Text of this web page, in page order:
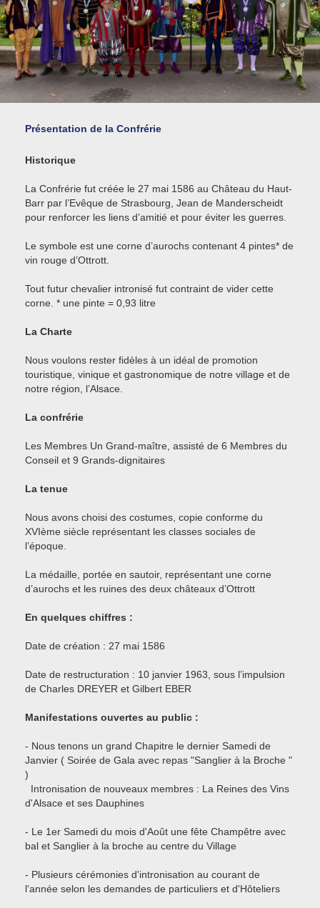
Présentation de la Confrérie
Historique
La Confrérie fut créée le 27 mai 1586 au Château du Haut-
Barr par l’Evêque de Strasbourg, Jean de Manderscheidt
pour renforcer les liens d’amitié et pour éviter les guerres.
Le symbole est une corne d’aurochs contenant 4 pintes* de
vin rouge d’Ottrott.
Tout futur chevalier intronisé fut contraint de vider cette
corne. * une pinte = 0,93 litre
La Charte
Nous voulons rester fidèles à un idéal de promotion
touristique, vinique et gastronomique de notre village et de
notre région, l’Alsace.
La confrérie
Les Membres Un Grand-maître, assisté de 6 Membres du
Conseil et 9 Grands-dignitaires
La tenue
Nous avons choisi des costumes, copie conforme du
XVIème siècle représentant les classes sociales de
l’époque.
La médaille, portée en sautoir, représentant une corne
d’aurochs et les ruines des deux châteaux d’Ottrott
En quelques chiffres :
Date de création : 27 mai 1586
Date de restructuration : 10 janvier 1963, sous l’impulsion
de Charles DREYER et Gilbert EBER
Manifestations ouvertes au public :
- Nous tenons un grand Chapitre le dernier Samedi de
Janvier ( Soirée de Gala avec repas "Sanglier à la Broche "
)
Intronisation de nouveaux membres : La Reines des Vins
d'Alsace et ses Dauphines
- Le 1er Samedi du mois d'Août une fête Champêtre avec
bal et Sanglier à la broche au centre du Village
- Plusieurs cérémonies d'intronisation au courant de
l'année selon les demandes de particuliers et d'Hôteliers